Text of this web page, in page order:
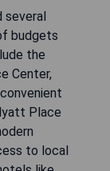
several
budgets
the
Center,
Place
to local